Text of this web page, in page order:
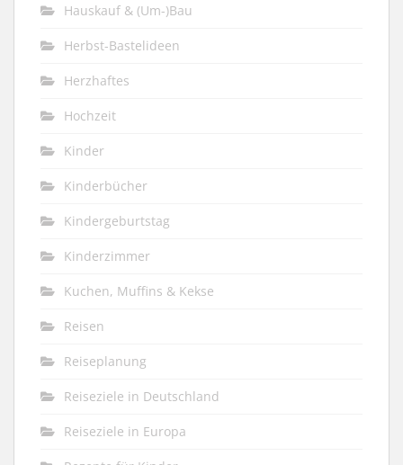
Hauskauf & (Um-)Bau
Herbst-Bastelideen
Herzhaftes
Hochzeit
Kinder
Kinderbücher
Kindergeburtstag
Kinderzimmer
Kuchen, Muffins & Kekse
Reisen
Reiseplanung
Reiseziele in Deutschland
Reiseziele in Europa